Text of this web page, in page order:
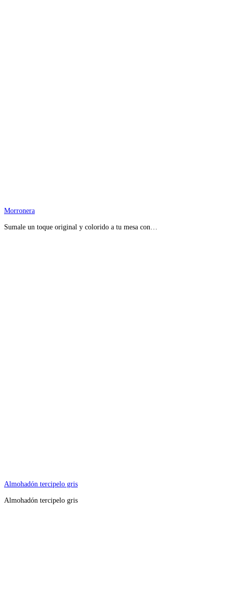
Morronera
Sumale un toque original y colorido a tu mesa con…
Almohadón tercipelo gris
Almohadón tercipelo gris